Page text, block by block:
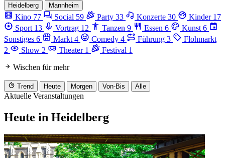
Heidelberg Mannheim
Kino 77 Social 59 Party 33 Konzerte 30 Kinder 17
Sport 13 Vortrag 12 Tanzen 9 Essen 6 Kunst 6
Sonstiges 6 Markt 4 Comedy 4 Führung 3
Flohmarkt
2
Show 2 Theater 1 Festival 1
Wischen für mehr
Trend Heute Morgen Von-Bis Alle
Aktuelle Veranstaltungen
Heute in Heidelberg